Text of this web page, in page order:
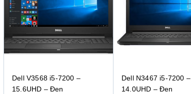
Dell V3568 i5-7200 –
15.6UHD – Đen
Dell N3467 i5-7200 –
14.0UHD – Đen